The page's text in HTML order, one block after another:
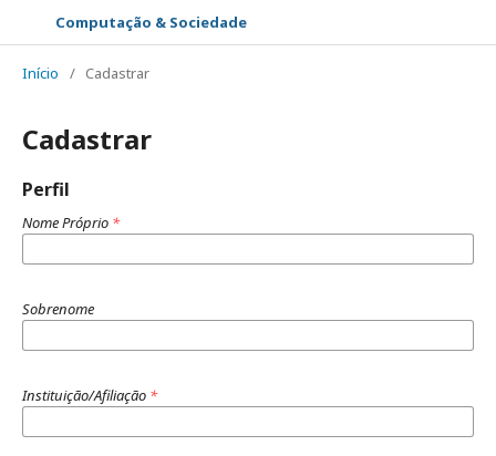
Computação & Sociedade
Início / Cadastrar
Cadastrar
Perfil
Nome Próprio *
Sobrenome
Instituição/Afiliação *